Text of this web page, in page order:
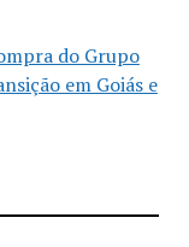
do Grupo
em Goiás e